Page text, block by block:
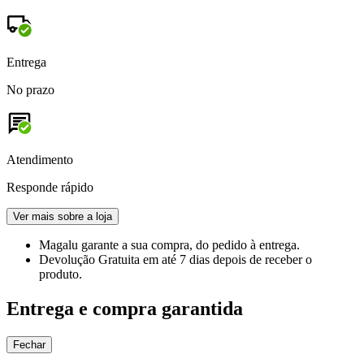
Entrega
No prazo
Atendimento
Responde rápido
Ver mais sobre a loja
Magalu garante a sua compra, do pedido à entrega.
Devolução Gratuita em até 7 dias depois de receber o
produto.
Entrega e compra garantida
Fechar